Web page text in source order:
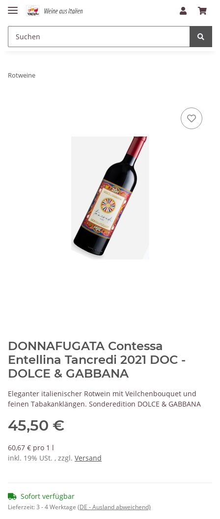
Rotweine
DONNAFUGATA Contessa
Entellina Tancredi 2021 DOC -
DOLCE & GABBANA
Eleganter italienischer Rotwein mit Veilchenbouquet und
feinen Tabakanklängen. Sonderedition DOLCE & GABBANA
45,50 €
60,67 € pro 1 l
inkl. 19% USt. , zzgl. Versand
Sofort verfügbar
Lieferzeit:3 - 4 Werktage (DE - Ausland abweichend)